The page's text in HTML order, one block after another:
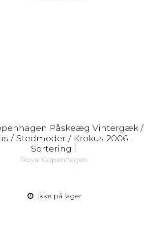
Påskeæg Vintergæk /
/ Stedmoder / Krokus 2006.
Sortering 1
Royal Copenhagen
Ikke på lager